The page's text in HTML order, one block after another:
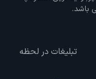
باشد.
تبلیغات در لحظه